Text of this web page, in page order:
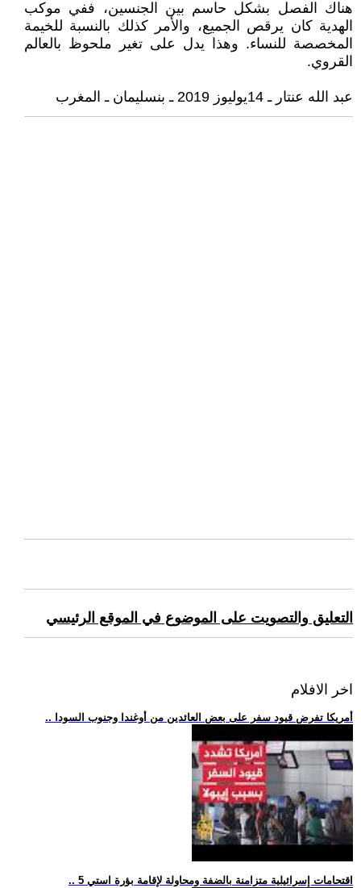
هناك الفصل بشكل حاسم بين الجنسين، ففي موكب
الهدية كان يرقص الجميع، والأمر كذلك بالنسبة للخيمة
المخصصة للنساء. وهذا يدل على تغير ملحوظ بالعالم
القروي.
عبد الله عنتار ـ 14يوليوز 2019 ـ بنسليمان ـ المغرب
التعليق والتصويت على الموضوع في الموقع الرئيسي
اخر الافلام
.. أمريكا تفرض قيود سفر على بعض العائدين من أوغندا وجنوب السودا
.. 5 اقتحامات إسرائيلية متزامنة بالضفة ومحاولة لإقامة بؤرة استي